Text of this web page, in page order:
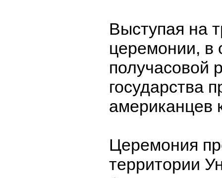
Выступая на
церемонии, в
получасовой
государства
американцев
Церемония
территории